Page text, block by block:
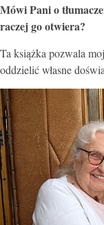
Mówi Pani o
raczej go otwiera?
Ta książka pozwala
oddzielić własne